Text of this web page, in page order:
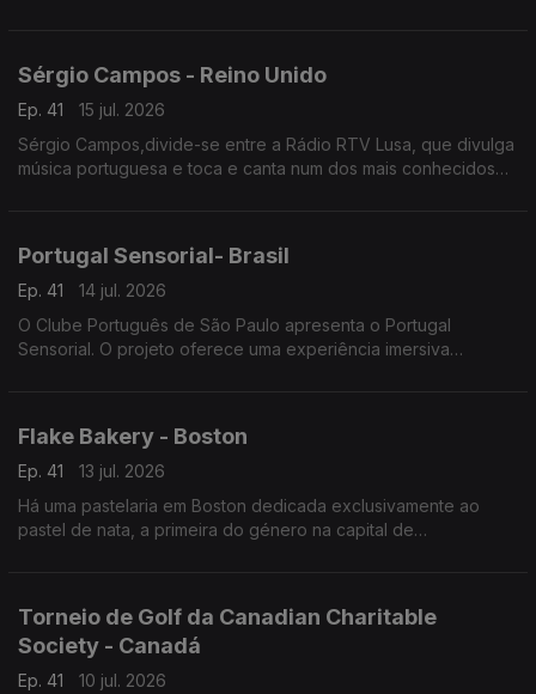
Sérgio Campos - Reino Unido
Ep. 41
15 jul. 2026
Sérgio Campos,divide-se entre a Rádio RTV Lusa, que divulga
música portuguesa e toca e canta num dos mais conhecidos
Portugal Sensorial- Brasil
Ep. 41
14 jul. 2026
O Clube Português de São Paulo apresenta o Portugal
Sensorial. O projeto oferece uma experiência imersiva
Flake Bakery - Boston
Ep. 41
13 jul. 2026
Há uma pastelaria em Boston dedicada exclusivamente ao
pastel de nata, a primeira do género na capital de
Torneio de Golf da Canadian Charitable
Society - Canadá
Ep. 41
10 jul. 2026